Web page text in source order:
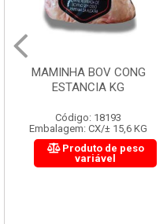
MAMINHA BOV CONG
ESTANCIA KG
Código: 18193
Embalagem: CX/± 15,6 KG
Produto de peso
variável